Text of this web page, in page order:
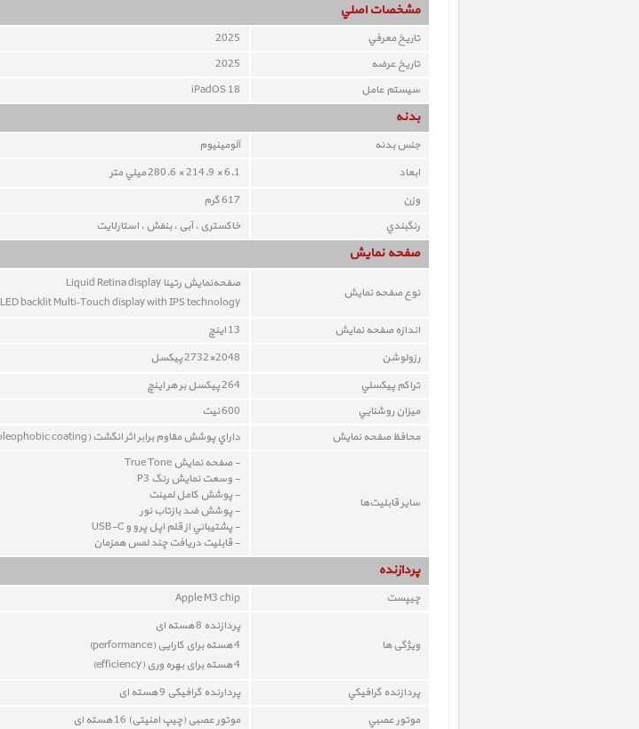
مشخصات اصلي
تاريخ معرفي
2025
تاريخ عرضه
2025
سيستم عامل
iPadOS 18
بدنه
جنس بدنه
آلومينيوم
ابعاد
6.1 × 214.9 × 280.6 ميلي متر
وزن
617 گرم
رنگبندي
خاکستری ، آبی ، بنفش ، استارلایت
صفحه نمايش
نوع صفحه نمايش
صفحه‌نمايش رتينا Liquid Retina display
LED backlit Multi‑Touch display with IPS technology
اندازه صفحه نمايش
13 اينچ
رزولوشن
2048×2732 پيکسل
تراکم پيکسلي
264 پيکسل بر هر اينچ
ميزان روشنايي
600 نیت
محافظ صفحه نمايش
داراي پوشش مقاوم برابر اثر انگشت (Fingerprint-resistant oleophobic coating)
ساير قابليت‌ها
- صفحه نمايش True Tone
- وسعت نمايش رنگ P3
- پوشش کامل لمينت
- پوشش ضد بازتاب نور
- پشتيباني از قلم اپل پرو و USB-C
- قابليت دريافت چند لمس همزمان
پردازنده
چيپست Apple M3 chip
ویژگی ها
پردازنده 8 هسته ای
4 هسته برای کارایی (performance)
4 هسته برای بهره وری (
efficiency
)
پردازنده گرافيکي
پردارنده گرافیکی 9 هسته ای
موتور عصبي
موتور عصبی (چیپ امنیتی) 16 هسته ای